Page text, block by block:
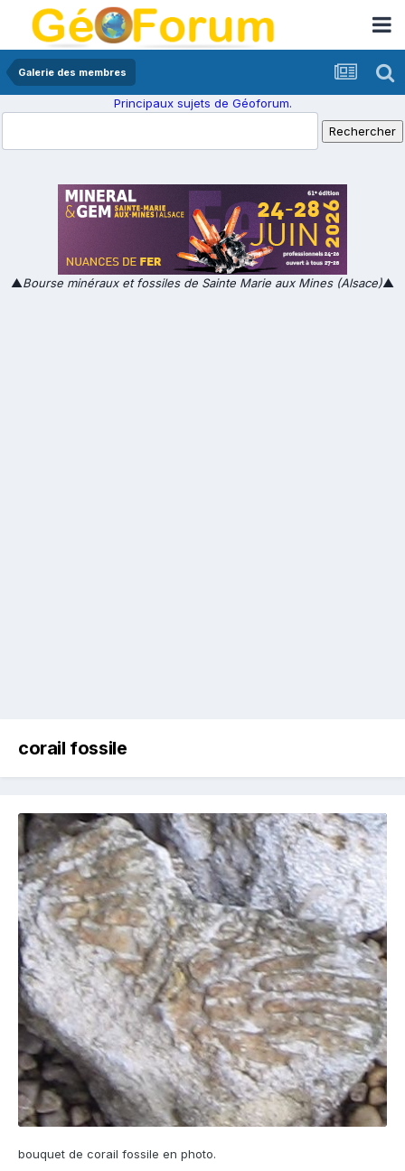
Galerie des membres
Principaux sujets de Géoforum.
▲Bourse minéraux et fossiles de Sainte Marie aux Mines (Alsace)▲
corail fossile
bouquet de corail fossile en photo.